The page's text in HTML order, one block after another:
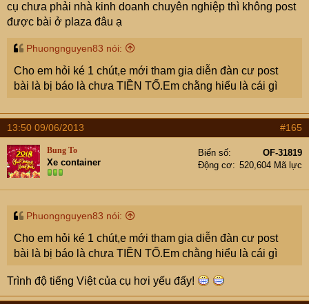
cụ chưa phải nhà kinh doanh chuyên nghiệp thì không post
được bài ở plaza đâu ạ
Phuongnguyen83 nói:
Cho em hỏi ké 1 chút,e mới tham gia diễn đàn cư post
bài là bị báo là chưa TIỀN TỐ.Em chằng hiểu là cái gì
13:50 09/06/2013 #165
Bung To
Xe container
Biển số
OF-31819
Động cơ
520,604 Mã lực
Phuongnguyen83 nói:
Cho em hỏi ké 1 chút,e mới tham gia diễn đàn cư post
bài là bị báo là chưa TIỀN TỐ.Em chằng hiểu là cái gì
Trình độ tiếng Việt của cụ hơi yếu đấy!